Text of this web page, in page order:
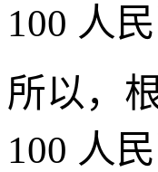
100 人
所以，
100 人